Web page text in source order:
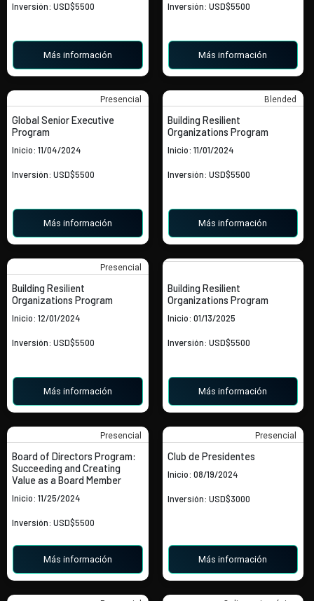
Inversión: USD$5500
Más información
Inversión: USD$5500
Más información
Global Senior Executive
Program
Inicio: 11/04/2024
Inversión: USD$5500
Presencial
Más información
Building Resilient
Organizations Program
Inicio: 11/01/2024
Inversión: USD$5500
Blended
Más información
Building Resilient
Organizations Program
Inicio: 12/01/2024
Inversión: USD$5500
Presencial
Más información
Building Resilient
Organizations Program
Inicio: 01/13/2025
Inversión: USD$5500
Más información
Board of Directors Program:
Succeeding and Creating
Value as a Board Member
Inicio: 11/25/2024
Inversión: USD$5500
Presencial
Más información
Club de Presidentes
Inicio: 08/19/2024
Inversión: USD$3000
Presencial
Más información